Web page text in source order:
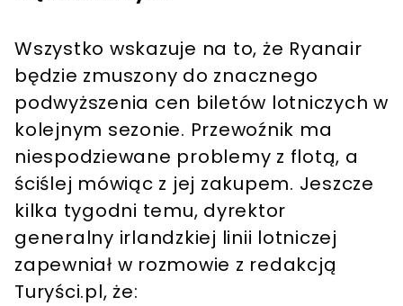
Wszystko wskazuje na to, że Ryanair
będzie zmuszony do znacznego
podwyższenia cen biletów lotniczych w
kolejnym sezonie. Przewoźnik ma
niespodziewane problemy z flotą, a
ściślej mówiąc z jej zakupem. Jeszcze
kilka tygodni temu, dyrektor
generalny irlandzkiej linii lotniczej
zapewniał w rozmowie z redakcją
Turyści.pl, że: